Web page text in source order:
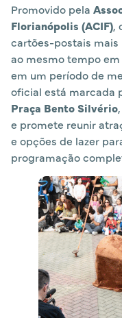
Promovido pela
Florianópolis (ACIF),
cartões-postais
ao mesmo tempo
em um período de
oficial está marcada
Praça Bento Silvério
e promete reunir
e opções de lazer
programação